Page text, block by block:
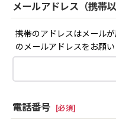
メールアドレス（携帯以
携帯のアドレスはメール
のメールアドレスをお願い
電話番号 [必須]